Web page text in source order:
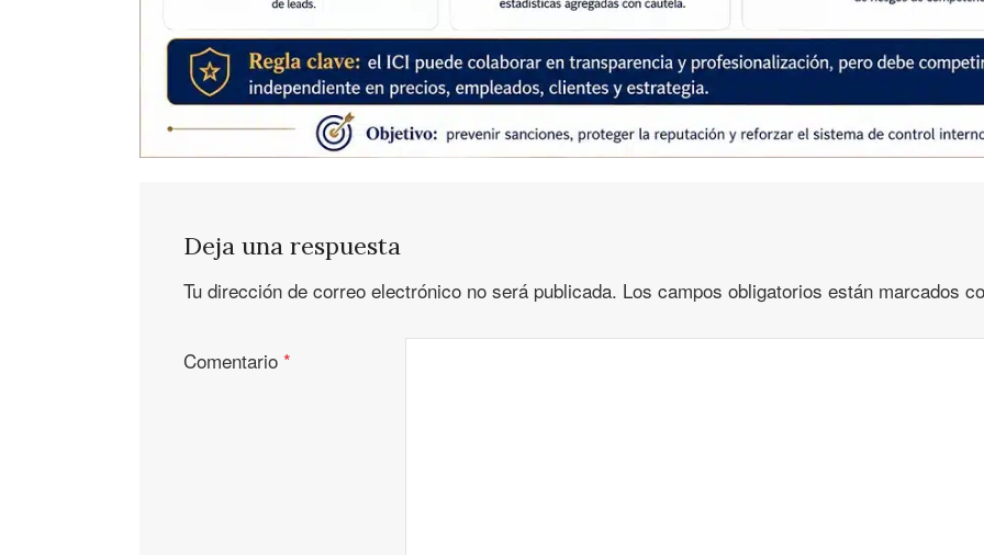
Deja una respuesta
Tu dirección de correo electrónico no será publicada. Los campos obligatorios están marcados
Comentario *